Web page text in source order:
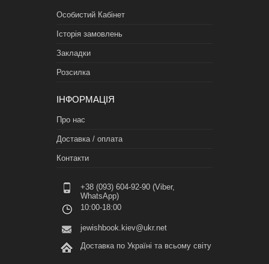
Особистий Кабінет
Історія замовлень
Закладки
Розсилка
ІНФОРМАЦІЯ
Про нас
Доставка / оплата
Контакти
+38 (093) 604-92-90 (Viber,
WhatsApp)
10:00-18:00
jewishbook.kiev@ukr.net
Доставка по Україні та всьому світу